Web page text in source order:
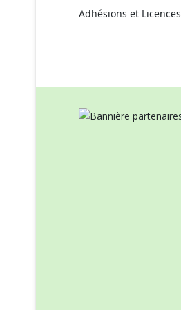
Adhésions et Licences